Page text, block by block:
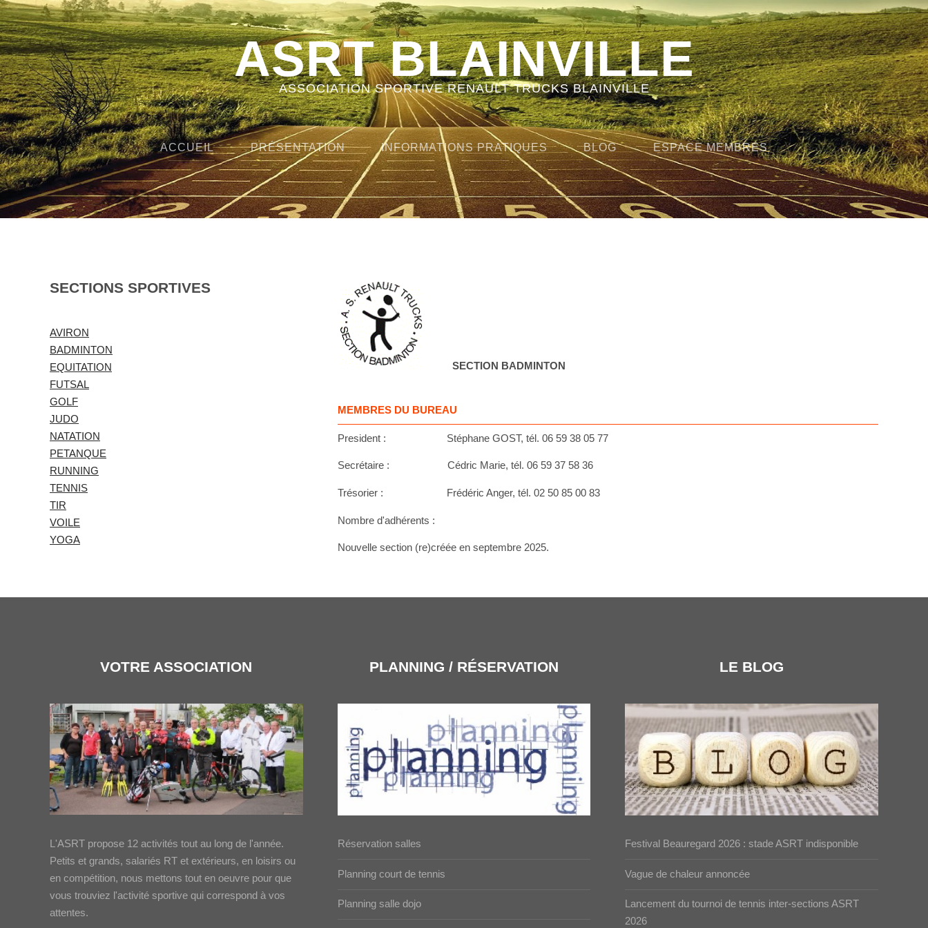
ASRT BLAINVILLE
ASSOCIATION SPORTIVE RENAULT TRUCKS BLAINVILLE
ACCUEIL PRÉSENTATION INFORMATIONS PRATIQUES BLOG ESPACE MEMBRES
SECTIONS SPORTIVES
AVIRON
BADMINTON
EQUITATION
FUTSAL
GOLF
JUDO
NATATION
PETANQUE
RUNNING
TENNIS
TIR
VOILE
YOGA
SECTION BADMINTON
MEMBRES DU BUREAU
President : Stéphane GOST, tél. 06 59 38 05 77
Secrétaire : Cédric Marie, tél. 06 59 37 58 36
Trésorier : Frédéric Anger, tél. 02 50 85 00 83
Nombre d'adhérents :
Nouvelle section (re)créée en septembre 2025.
VOTRE ASSOCIATION
L'ASRT propose 12 activités tout au long de l'année.
Petits et grands, salariés RT et extérieurs, en loisirs ou
en compétition, nous mettons tout en oeuvre pour que
vous trouviez l'activité sportive qui correspond à vos
attentes.
PLANNING / RÉSERVATION
Réservation salles
Planning court de tennis
Planning salle dojo
LE BLOG
Festival Beauregard 2026 : stade ASRT indisponible
Vague de chaleur annoncée
Lancement du tournoi de tennis inter-sections ASRT
2026